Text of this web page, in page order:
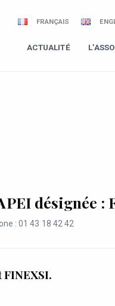
FRANÇAIS
ACTUALITÉ
désignée :
: 01 43 18 42 42